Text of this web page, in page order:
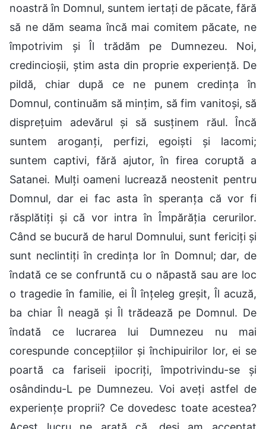
noastră în Domnul, suntem iertați de păcate, fără
să ne dăm seama încă mai comitem păcate, ne
împotrivim și Îl trădăm pe Dumnezeu. Noi,
credincioșii, știm asta din proprie experiență. De
pildă, chiar după ce ne punem credința în
Domnul, continuăm să mințim, să fim vanitoși, să
disprețuim adevărul și să susținem răul. Încă
suntem aroganți, perfizi, egoiști și lacomi;
suntem captivi, fără ajutor, în firea coruptă a
Satanei. Mulți oameni lucrează neostenit pentru
Domnul, dar ei fac asta în speranța că vor fi
răsplătiți și că vor intra în Împărăția cerurilor.
Când se bucură de harul Domnului, sunt fericiți și
sunt neclintiți în credința lor în Domnul; dar, de
îndată ce se confruntă cu o năpastă sau are loc
o tragedie în familie, ei Îl înțeleg greșit, Îl acuză,
ba chiar Îl neagă și Îl trădează pe Domnul. De
îndată ce lucrarea lui Dumnezeu nu mai
corespunde concepțiilor și închipuirilor lor, ei se
poartă ca fariseii ipocriți, împotrivindu-se și
osândindu-L pe Dumnezeu. Voi aveți astfel de
experiențe proprii? Ce dovedesc toate acestea?